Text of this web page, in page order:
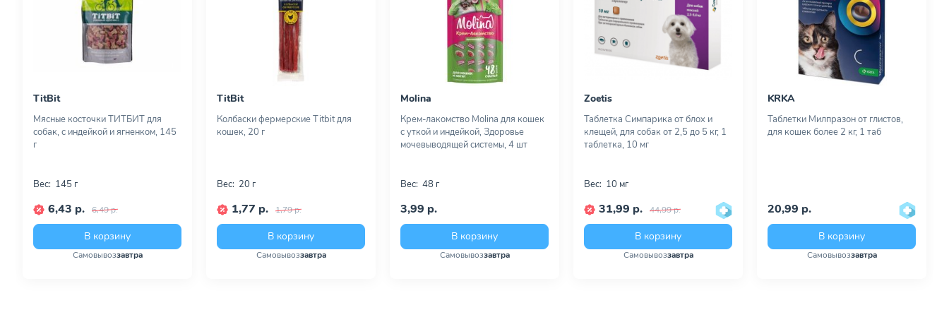
TitBit
Мясные косточки ТИТБИТ для
собак, с индейкой и ягненком, 145
г
Вес: 145 г
6,43 р. 6,49 р.
В корзину
Самовывоззавтра
TitBit
Колбаски фермерские Titbit для
кошек, 20 г
Вес: 20 г
1,77 р. 1,79 р.
В корзину
Самовывоззавтра
Molina
Крем-лакомство Molina для кошек
с уткой и индейкой, Здоровье
мочевыводящей системы, 4 шт
Вес: 48 г
3,99 р.
В корзину
Самовывоззавтра
Zoetis
Таблетка Симпарика от блох и
клещей, для собак от 2,5 до 5 кг, 1
таблетка, 10 мг
Вес: 10 мг
31,99 р. 44,99 р.
В корзину
Самовывоззавтра
KRKA
Таблетки Милпразон от глистов,
для кошек более 2 кг, 1 таб
20,99 р.
В корзину
Самовывоззавтра